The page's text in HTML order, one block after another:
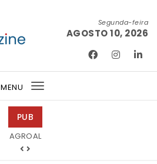
Segunda-feira
AGOSTO 10, 2026
MENU
Toggle
PUB
Barmat